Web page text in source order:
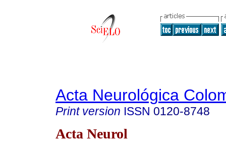
Acta Neurológica
Print version ISSN 0120-8748
Acta Neurol